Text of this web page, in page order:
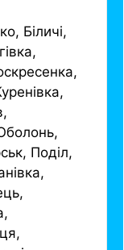
Біличі,
Поділ,